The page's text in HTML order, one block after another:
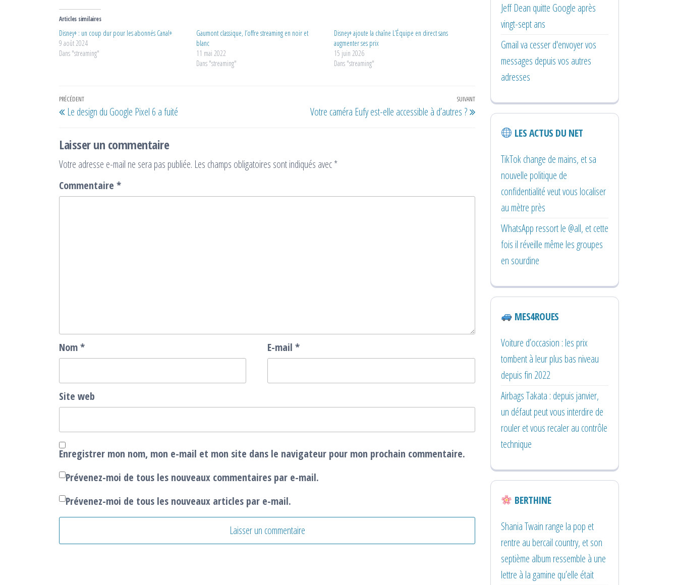
Articles similaires
Disney+ : un coup dur pour les abonnés Canal+
9 août 2024
Dans "streaming"
Gaumont classique, l’offre streaming en noir et
blanc
11 mai 2022
Dans "streaming"
Disney+ ajoute la chaîne L’Équipe en direct sans
augmenter ses prix
15 juin 2026
Dans "streaming"
Navigation
de
l’article
Article
précédent
PRÉCÉDENT
Le design du Google Pixel 6 a fuité
Article
suivant
SUIVANT
Votre caméra Eufy est-elle accessible à d’autres ?
Laisser un commentaire
Votre adresse e-mail ne sera pas publiée. Les champs obligatoires sont indiqués avec*
Commentaire *
Nom* E-mail *
Site web
Enregistrer mon nom, mon e-mail et mon site dans le navigateur pour mon prochain commentaire.
Prévenez-moi de tous les nouveaux commentaires par e-mail.
Prévenez-moi de tous les nouveaux articles par e-mail.
Jeff Dean quitte Google après
vingt-sept ans
Gmail va cesser d'envoyer vos
messages depuis vos autres
adresses
LES ACTUS DU NET
TikTok change de mains, et sa
nouvelle politique de
confidentialité veut vous localiser
au mètre près
WhatsApp ressort le @all, et cette
fois il réveille même les groupes
en sourdine
MES4ROUES
Voiture d’occasion : les prix
tombent à leur plus bas niveau
depuis fin 2022
Airbags Takata : depuis janvier,
un défaut peut vous interdire de
rouler et vous recaler au contrôle
technique
BERTHINE
Shania Twain range la pop et
rentre au bercail country, et son
septième album ressemble à une
lettre à la gamine qu’elle était